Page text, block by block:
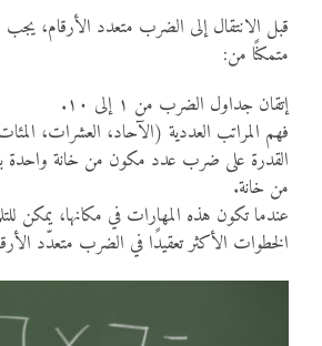
قبل الانتقال إلى الضرب متعدد الأرقام، يجب
متمكنًا من:
إتقان جداول الضرب من ١ إلى ١٠.
فهم المراتب العددية (الآحاد، العشرات،
القدرة على ضرب عدد مكون من خانة واحدة
من خانة.
عندما تكون هذه المهارات في مكانها، يمكن
الخطوات الأكثر تعقيدًا في الضرب متعدّد